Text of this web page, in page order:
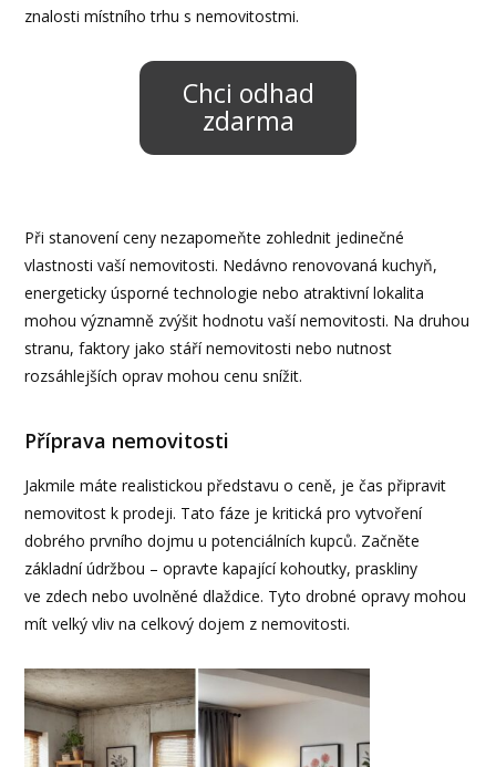
znalosti místního trhu s nemovitostmi.
Chci odhad
zdarma
Při stanovení ceny nezapomeňte zohlednit jedinečné
vlastnosti vaší nemovitosti. Nedávno renovovaná kuchyň,
energeticky úsporné technologie nebo atraktivní lokalita
mohou významně zvýšit hodnotu vaší nemovitosti. Na druhou
stranu, faktory jako stáří nemovitosti nebo nutnost
rozsáhlejších oprav mohou cenu snížit.
Příprava nemovitosti
Jakmile máte realistickou představu o ceně, je čas připravit
nemovitost k prodeji. Tato fáze je kritická pro vytvoření
dobrého prvního dojmu u potenciálních kupců. Začněte
základní údržbou – opravte kapající kohoutky, praskliny
ve zdech nebo uvolněné dlaždice. Tyto drobné opravy mohou
mít velký vliv na celkový dojem z nemovitosti.